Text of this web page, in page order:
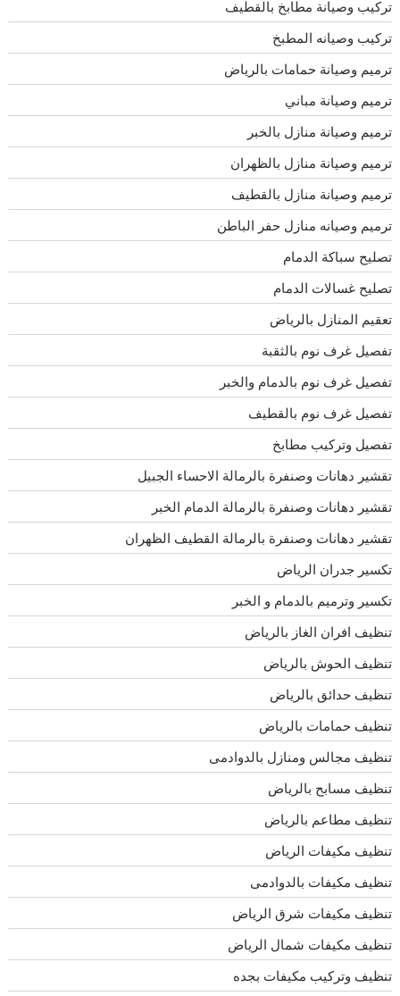
تركيب وصيانة مطابخ بالقطيف
تركيب وصيانه المطبخ
ترميم وصيانة حمامات بالرياض
ترميم وصيانة مباني
ترميم وصيانة منازل بالخبر
ترميم وصيانة منازل بالظهران
ترميم وصيانة منازل بالقطيف
ترميم وصيانه منازل حفر الباطن
تصليح سباكة الدمام
تصليح غسالات الدمام
تعقيم المنازل بالرياض
تفصيل غرف نوم بالثقبة
تفصيل غرف نوم بالدمام والخبر
تفصيل غرف نوم بالقطيف
تفصيل وتركيب مطابخ
تقشير دهانات وصنفرة بالرمالة الاحساء الجبيل
تقشير دهانات وصنفرة بالرمالة الدمام الخبر
تقشير دهانات وصنفرة بالرمالة القطيف الظهران
تكسير جدران الرياض
تكسير وترميم بالدمام و الخبر
تنظيف افران الغاز بالرياض
تنظيف الحوش بالرياض
تنظيف حدائق بالرياض
تنظيف حمامات بالرياض
تنظيف مجالس ومنازل بالدوادمى
تنظيف مسابح بالرياض
تنظيف مطاعم بالرياض
تنظيف مكيفات الرياض
تنظيف مكيفات بالدوادمى
تنظيف مكيفات شرق الرياض
تنظيف مكيفات شمال الرياض
تنظيف وتركيب مكيفات بجده